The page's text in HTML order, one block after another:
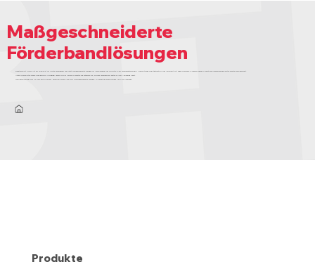
Maßgeschneiderte
Förderbandlösungen
Bandtransport Europe ist der Spezialist für leichte Förderbänder und bietet maßgeschneiderte Lösungen für Maschinenbauer und Experten in der Förderbandtechnologie. Unsere strenge Qualitätskontrolle und Maßarbeit mit engen Toleranzen in unseren eigenen Produktionsprozessen gewährleisten höchste Zuverlässigkeit.
Unsere Spezialisten stehen Ihnen gerne zur Verfügung! Lassen Sie sich persönlich beraten und entdecken Sie, welches Förderband am besten zu Ihrer Anwendung passt.
Qualitätssicherung durch ISO 9001-Zertifizierung – Fachspezifisches Know-how & maßgeschneiderte Lösungen – Einzigartige Beschichtungs- und Profilieranlage
Produkte